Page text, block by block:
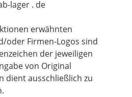
lager . de
erwähnten
oder Firmen-Logos sind
der jeweiligen
von Original
dient ausschließlich zu